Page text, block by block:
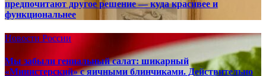
предпочитают другое решение — куда красивее и
функциональнее
Новости России
Мы забыли гениальный салат: шикарный
«Министерский» с яичными блинчиками. Действительно